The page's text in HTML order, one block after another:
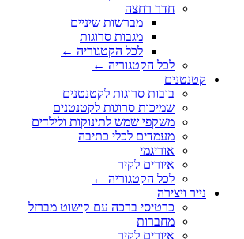
חדר רחצה
מברשות שיניים
מגבות סרוגות
לכל הקטגוריה ←
לכל הקטגוריה ←
קטנטנים
בובות סרוגות לקטנטנים
שמיכות סרוגות לקטנטנים
משקפי שמש לתינוקות ולילדים
מעמדים לכלי כתיבה
אוריגמי
איורים לקיר
לכל הקטגוריה ←
נייר ויצירה
כרטיסי ברכה עם קישוט מברזל
מחברות
איורים לקיר